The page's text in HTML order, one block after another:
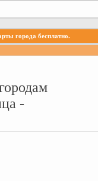
города бесплатно.
-